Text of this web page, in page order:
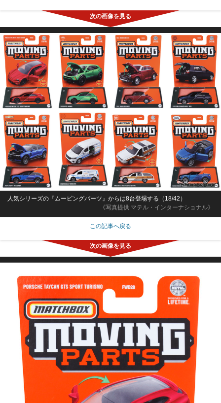
《写真提供 マテル・インターナショナル》
人気シリーズの『ムービングパーツ』からは8台登場する（18/42）
この記事へ戻る